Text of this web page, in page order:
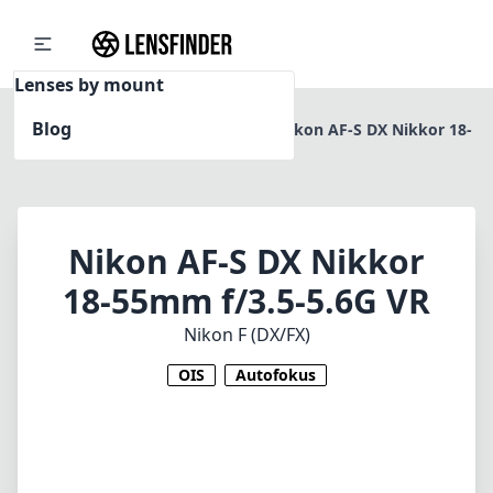
Lenses by mount
Blog
Home
Nikon AF-S DX Nikkor 18-
Nikon AF-S DX Nikkor
18-55mm f/3.5-5.6G VR
Nikon F (DX/FX)
OIS Autofokus